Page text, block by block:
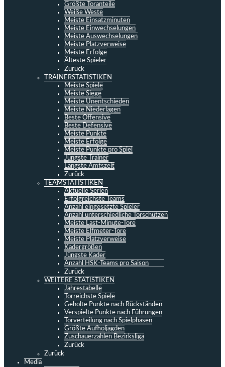
Größte Toranteile
Weiße Weste
Meiste Einsatzminuten
Meiste Einwechselungen
Meiste Auswechselungen
Meiste Platzverweise
Meiste Erfolge
Älteste Spieler
Zurück
TRAINERSTATISTIKEN
Meiste Spiele
Meiste Siege
Meiste Unentschieden
Meiste Niederlagen
Beste Offensive
Beste Defensive
Meiste Punkte
Meiste Erfolge
Meiste Punkte pro Spiel
Jüngste Trainer
Längste Amtszeit
Zurück
TEAMSTATISTIKEN
Aktuelle Serien
Erfolgreichste Teams
Anzahl eingesetzte Spieler
Anzahl unterschiedliche Torschützen
Meiste Last-Minute-Tore
Meiste Elfmeter-Tore
Meiste Platzverweise
Kadergrößen
Jüngste Kader
Anzahl HSK-Teams pro Saison
Zurück
WEITERE STATISTIKEN
Jahrestabelle
Torreichste Spiele
Geholte Punkte nach Rückständen
Verspielte Punkte nach Führungen
Torverteilung nach Spielphasen
Größte Aufholjagden
Zuschauerzahlen Bezirksliga
Zurück
Zurück
Media